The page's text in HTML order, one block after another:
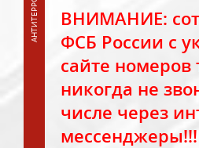
ВНИМАНИЕ:
ФСБ России с
сайте номеров
никогда не
числе через
мессенджеры!!!